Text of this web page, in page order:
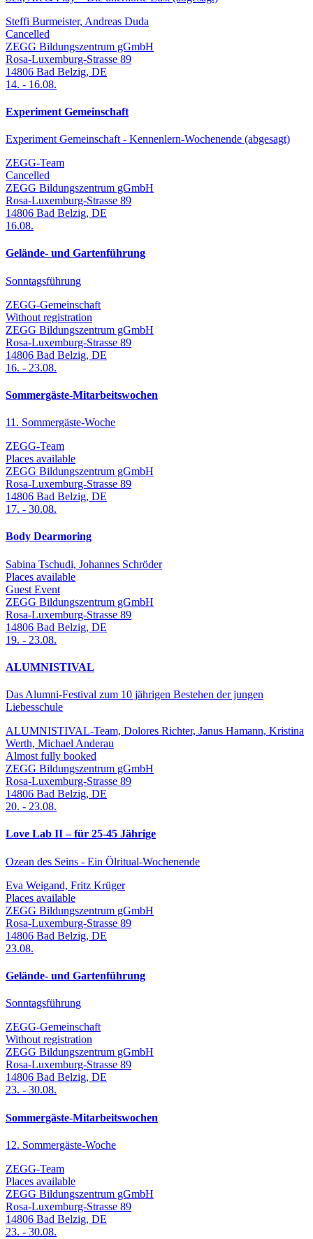
Steffi Burmeister, Andreas Duda
Cancelled
ZEGG Bildungszentrum gGmbH
Rosa-Luxemburg-Strasse 89
14806 Bad Belzig, DE
14. - 16.08.
Experiment Gemeinschaft
Experiment Gemeinschaft - Kennenlern-Wochenende (abgesagt)
ZEGG-Team
Cancelled
ZEGG Bildungszentrum gGmbH
Rosa-Luxemburg-Strasse 89
14806 Bad Belzig, DE
16.08.
Gelände- und Gartenführung
Sonntagsführung
ZEGG-Gemeinschaft
Without registration
ZEGG Bildungszentrum gGmbH
Rosa-Luxemburg-Strasse 89
14806 Bad Belzig, DE
16. - 23.08.
Sommergäste-Mitarbeitswochen
11. Sommergäste-Woche
ZEGG-Team
Places available
ZEGG Bildungszentrum gGmbH
Rosa-Luxemburg-Strasse 89
14806 Bad Belzig, DE
17. - 30.08.
Body Dearmoring
Sabina Tschudi, Johannes Schröder
Places available
Guest Event
ZEGG Bildungszentrum gGmbH
Rosa-Luxemburg-Strasse 89
14806 Bad Belzig, DE
19. - 23.08.
ALUMNISTIVAL
Das Alumni-Festival zum 10 jährigen Bestehen der jungen
Liebesschule
ALUMNISTIVAL-Team, Dolores Richter, Janus Hamann, Kristina
Werth, Michael Anderau
Almost fully booked
ZEGG Bildungszentrum gGmbH
Rosa-Luxemburg-Strasse 89
14806 Bad Belzig, DE
20. - 23.08.
Love Lab II – für 25-45 Jährige
Ozean des Seins - Ein Ölritual-Wochenende
Eva Weigand, Fritz Krüger
Places available
ZEGG Bildungszentrum gGmbH
Rosa-Luxemburg-Strasse 89
14806 Bad Belzig, DE
23.08.
Gelände- und Gartenführung
Sonntagsführung
ZEGG-Gemeinschaft
Without registration
ZEGG Bildungszentrum gGmbH
Rosa-Luxemburg-Strasse 89
14806 Bad Belzig, DE
23. - 30.08.
Sommergäste-Mitarbeitswochen
12. Sommergäste-Woche
ZEGG-Team
Places available
ZEGG Bildungszentrum gGmbH
Rosa-Luxemburg-Strasse 89
14806 Bad Belzig, DE
23. - 30.08.